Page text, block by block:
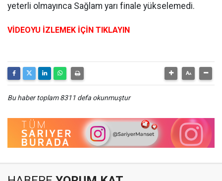
yeterli olmayınca Sağlam yarı finale yükselemedi.
VİDEOYU İZLEMEK İÇİN TIKLAYIN
Bu haber toplam 8311 defa okunmuştur